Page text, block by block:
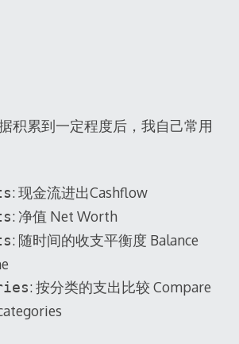
积累到一定程度后，我自己常用
: 现金流进出Cashflow
: 净值 Net Worth
: 随时间的收支平衡度 Balance
: 按分类的支出比较 Compare